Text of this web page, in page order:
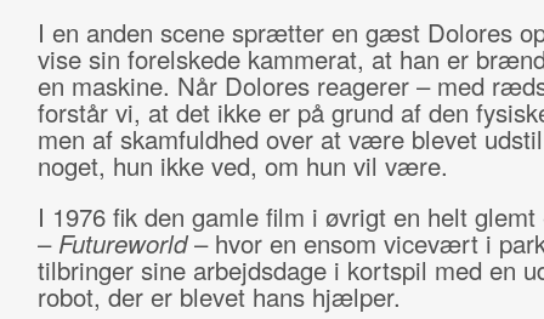
I en anden scene sprætter en gæst Dolores
vise sin forelskede kammerat, at han er
en maskine. Når Dolores reagerer – med
forstår vi, at det ikke er på grund af den
men af skamfuldhed over at være blevet
noget, hun ikke ved, om hun vil være.
I 1976 fik den gamle film i øvrigt en helt
– Futureworld– hvor en ensom vicevært i
tilbringer sine arbejdsdage i kortspil med en
robot, der er blevet hans hjælper.